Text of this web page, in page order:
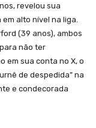
revelou sua
alto nível na liga.
(39 anos), ambos
não ter
em sua conta no X, o
de despedida” na
e condecorada